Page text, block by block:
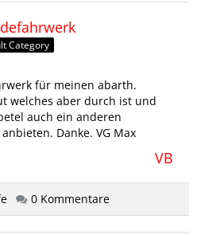
Category
für meinen abarth.
welches aber durch ist und
auch ein anderen
Danke. VG Max
VB
0 Kommentare